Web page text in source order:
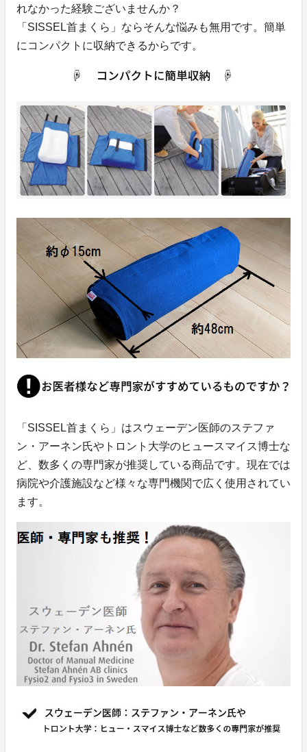
れなかった経験ございませんか？
「SISSEL首まくら」ならそんな悩みも無用です。簡単
にコンパクトに収納できるからです。
「SISSEL首まくら」はスウェーデン医師のステファ
ン・アーネン氏やトロント大学のヒュースマイス博士な
ど、数多くの専門家が推奨している商品です。現在では
病院や介護施設など様々な専門機関で広く使用されてい
ます。